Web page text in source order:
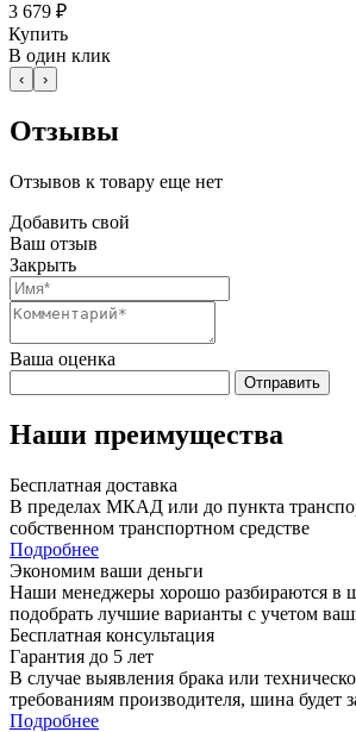
3 679 ₽
Купить
В один клик
‹ ›
Отзывы
Отзывов к товару еще нет
Добавить свой
Ваш отзыв
Закрыть
Ваша оценка
Отправить
Наши преимущества
Бесплатная доставка
В пределах МКАД или до пункта
собственном транспортном средстве
Подробнее
Экономим ваши деньги
Наши менеджеры хорошо разбираются в
подобрать лучшие варианты с учетом
Бесплатная консультация
Гарантия до 5 лет
В случае выявления брака или
требованиям производителя, шина будет
Подробнее